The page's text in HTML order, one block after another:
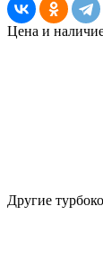
Цена и
Другие